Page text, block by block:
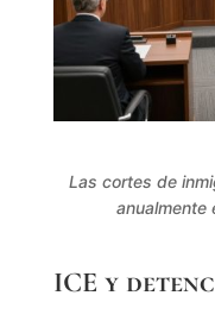
Las cortes de
anualmente
ICE y